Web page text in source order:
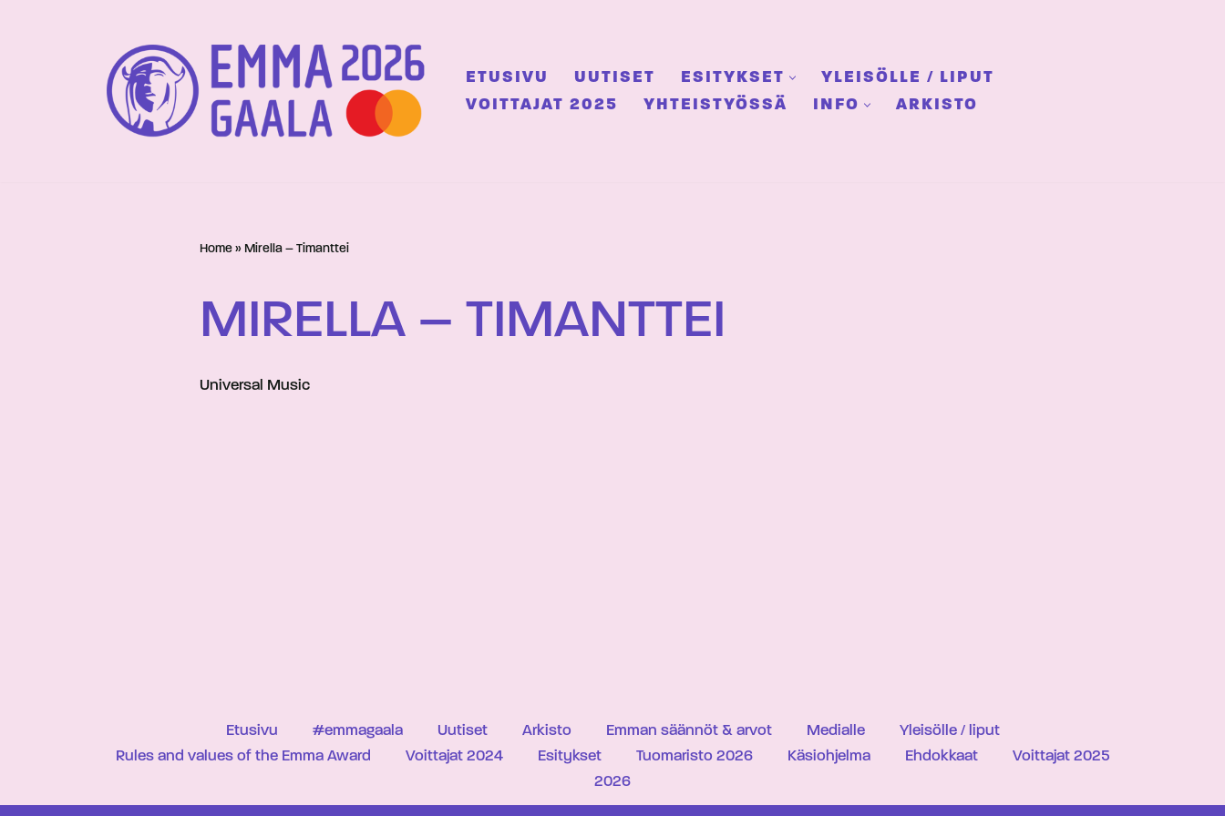
ETUSIVU UUTISET ESITYKSET
YLEISÖLLE / LIPUT
VOITTAJAT 2025
YHTEISTYÖSSÄ INFO ARKISTO
Home » Mirella – Timanttei
MIRELLA – TIMANTTEI
Universal Music
Etusivu #emmagaala Uutiset Arkisto Emman säännöt & arvot Medialle
Yleisölle / liput
Rules and values of the Emma Award
Voittajat 2024 Esitykset Tuomaristo 2026 Käsiohjelma Ehdokkaat
Voittajat 2025
2026